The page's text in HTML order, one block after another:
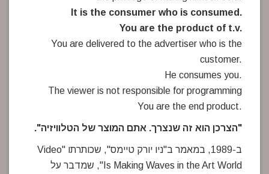
It is the consumer who is consumed.
You are the product of t.v.
You are delivered to the advertiser who is the
customer.
He consumes you.
The viewer is not responsible for programming
You are the end product.
"הצרכן הוא זה שנצרך. אתם המוצר של הטלוויזיה".
ב-1989, במאמר ב"ניו יורק טיימס", שכותרתו "Video
Is Making Waves in the Art World", שמדבר על